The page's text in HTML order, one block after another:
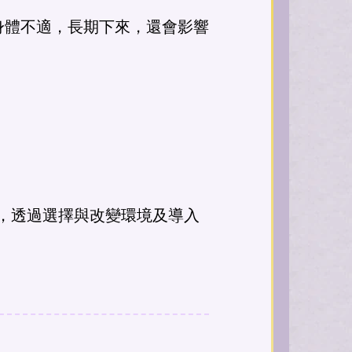
不適，長期下來，還會影響
透過選擇與改變環境及導入